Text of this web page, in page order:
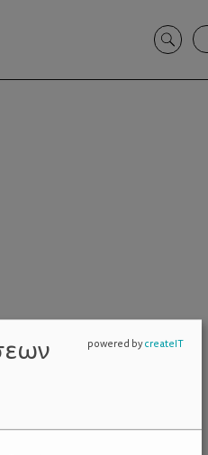
for:
powered bycreateIT